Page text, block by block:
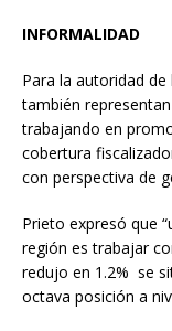
INFORMALIDAD
Para la autoridad
también
trabajando en
cobertura
con perspectiva de
Prieto expresó que
región es trabajar
redujo en 1.2% se
octava posición a